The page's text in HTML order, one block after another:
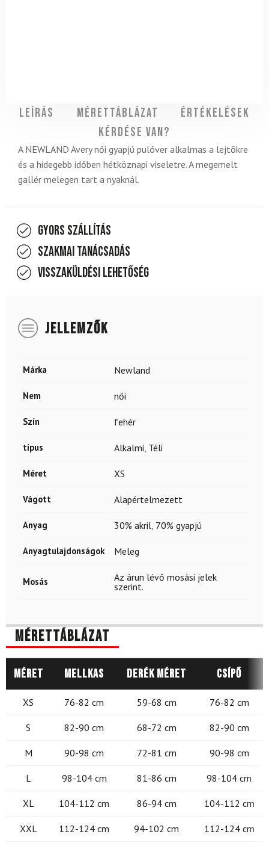
Leírás Mérettáblázat
Értékelések
Kérdése van?
A NEWLAND Avery női gyapjú pulóver alkalmas a lejtőkre
és a hidegebb időben hétköznapi viseletre. A megemelt
gallér melegen tart a nyaknál.
Gyors szállítás
Szakmai tanácsadás
Visszaküldési lehetőség
JELLEMZŐK
Márka Newland
Nem női
Szín fehér
típus Alkalmi, Téli
Méret XS
Vágott Alapértelmezett
Anyag 30% akril, 70% gyapjú
Anyagtulajdonságok Meleg
Mosás
Az árun lévő mosási jelek
szerint.
Mérettáblázat
Méret Mellkas Derék méret Csípő
XS 76-82 cm 59-68 cm 76-82 cm
S 82-90 cm 68-72 cm 82-90 cm
M 90-98 cm 72-81 cm 90-98 cm
L 98-104 cm 81-86 cm 98-104 cm
XL 104-112 cm 86-94 cm 104-112 cm
XXL 112-124 cm 94-102 cm 112-124 cm